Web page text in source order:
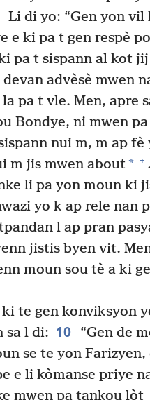
Li di yo: “Gen yon vil
e ki pa t gen respè
pa t sispann al kot
advèsè mwen
pa t vle. Men, apre
Bondye, ni mwen pa
nui m, m ap fè
m jis mwen about* +
li pa yon moun ki
yo k ap rele nan
l ap pran
jistis byen vit.
moun sou tè a ki
te gen konviksyon
sa l di: 10
“Gen de
se te yon Farizyen,
e li kòmanse priye
mwen pa tankou lòt